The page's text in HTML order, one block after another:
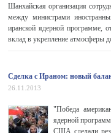
Шанхайская организация
между министрами
иранской ядерной программе,
вклад в укрепление атмосферы
Сделка с Ираном: новый
26.11.2013
"Победа
ядерной
США сделали